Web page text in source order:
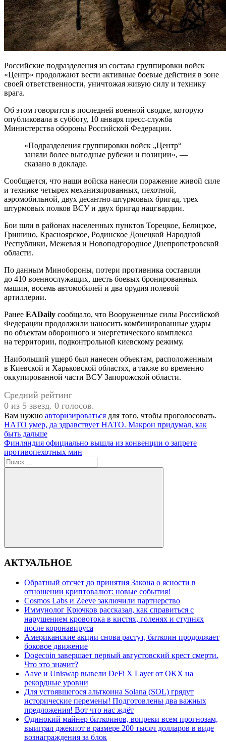
Российские подразделения из состава группировки войск
«Центр» продолжают вести активные боевые действия в зоне
своей ответственности, уничтожая живую силу и технику
врага.
Об этом говорится в последней военной сводке, которую
опубликовала в субботу, 10 января пресс-служба
Министерства обороны Российской Федерации.
«Подразделения группировки войск „Центр“
заняли более выгодные рубежи и позиции», —
сказано в докладе.
Сообщается, что наши войска нанесли поражение живой силе
и технике четырех механизированных, пехотной,
аэромобильной, двух десантно-штурмовых бригад, трех
штурмовых полков ВСУ и двух бригад нацгвардии.
Бои шли в районах населенных пунктов Торецкое, Белицкое,
Гришино, Красноярское, Родинское Донецкой Народной
Республики, Межевая и Новоподгородное Днепропетровской
области.
По данным Минобороны, потери противника составили
до 410 военнослужащих, шесть боевых бронированных
машин, восемь автомобилей и два орудия полевой
артиллерии.
Ранее EADaily сообщало, что Вооруженные силы Российской
Федерации продолжили наносить комбинированные удары
по объектам оборонного и энергетического комплекса
на территории, подконтрольной киевскому режиму.
Наибольший ущерб был нанесен объектам, расположенным
в Киевской и Харьковской областях, а также во временно
оккупированной части ВСУ Запорожской области.
Средний рейтинг
0 из 5 звезд. 0 голосов.
Вам нужно авторизироваться для того, чтобы проголосовать.
Навигация
по
записям
Предыдущая
запись:
НАТО умер, да здравствует НАТО. Макрон придумал, как
быть дальше
Следующая
запись:
Финляндия официально вышла из конвенции о запрете
противопехотных мин
Поиск
для:
Поиск
АКТУАЛЬНОЕ
Обратный отсчет до принятия Закона о ясности в
отношении криптовалют: новые события!
Cosmos Labs и Zeeve заключили партнерство
Иммунолог Крючков рассказал, как справиться с
нарушением кровотока в кистях, голенях и ступнях
после коронавируса
Американские акции снова растут, биткоин продолжает
боковое движение
Dogecoin завершает первый августовский крест смерти.
Что это значит?
Aave и Uniswap вывели DeFi X Layer от OKX на
рекордные уровни
Для устоявшегося альткоина Solana (SOL) грядут
исторические перемены! Подготовлены два важных
предложения! Вот что нас ждёт
Одинокий майнер биткоинов, вопреки всем прогнозам,
выиграл джекпот в размере 200 тысяч долларов в виде
вознаграждения за блок